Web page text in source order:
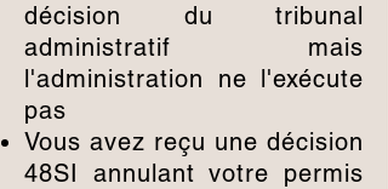
décision du tribunal
administratif mais
l'administration ne l'exécute
pas
Vous avez reçu une décision
48SI annulant votre permis